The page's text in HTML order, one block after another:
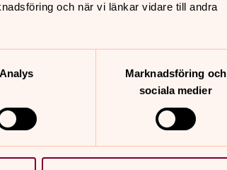
och när vi länkar vidare till andra
Analys
Marknadsföring och
sociala medier